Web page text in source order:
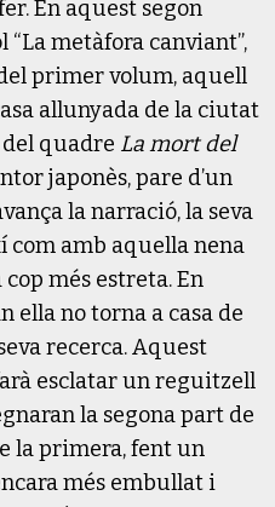
En aquest segon
metàfora canviant”,
primer volum, aquell
allunyada de la ciutat
quadre La mort del
japonès, pare d’un
la narració, la seva
com amb aquella nena
més estreta. En
ella no torna a casa de
recerca. Aquest
esclatar un reguitzell
la segona part de
la primera, fent un
més embullat i